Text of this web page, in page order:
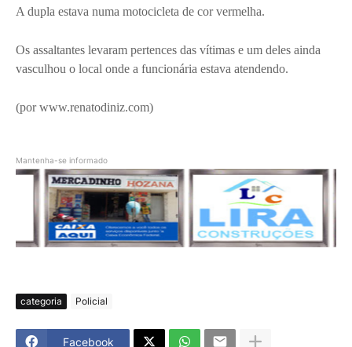
A dupla estava numa motocicleta de cor vermelha.
Os assaltantes levaram pertences das vítimas e um deles ainda
vasculhou o local onde a funcionária estava atendendo.
(por www.renatodiniz.com)
Mantenha-se informado
categoria Policial
Facebook